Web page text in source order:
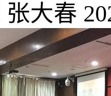
张大春